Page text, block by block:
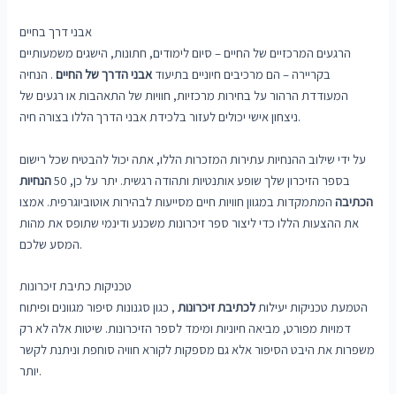
אבני דרך בחיים
הרגעים המרכזיים של החיים – סיום לימודים, חתונות, הישגים משמעותיים
בקריירה – הם מרכיבים חיוניים בתיעודאבני הדרך של החיים. הנחיה
המעודדת הרהור על בחירות מרכזיות, חוויות של התאהבות או רגעים של
ניצחון אישי יכולים לעזור בלכידת אבני הדרך הללו בצורה חיה.
על ידי שילוב ההנחיות עתירות המזכרות הללו, אתה יכול להבטיח שכל רישום
בספר הזיכרון שלך שופע אותנטיות ותהודה רגשית. יתר על כן, 50
הנחיות
הכתיבההמתמקדות במגוון חוויות חיים מסייעות לבהירות אוטוביוגרפית. אמצו
את ההצעות הללו כדי ליצור ספר זיכרונות משכנע ודינמי שתופס את מהות
המסע שלכם.
טכניקות כתיבת זיכרונות
הטמעת טכניקות יעילותלכתיבת זיכרונות, כגון סגנונות סיפור מגוונים ופיתוח
דמויות מפורט, מביאה חיוניות ומימד לספר הזיכרונות. שיטות אלה לא רק
משפרות את היבט הסיפור אלא גם מספקות לקורא חוויה סוחפת וניתנת לקשר
יותר.